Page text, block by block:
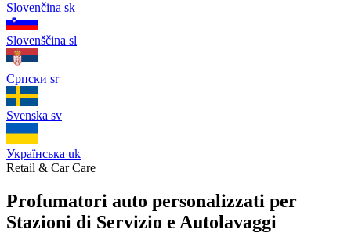
Slovenčina sk
Slovenščina sl
Српски sr
Svenska sv
Українська uk
Retail & Car Care
Profumatori auto personalizzati per
Stazioni di Servizio e Autolavaggi